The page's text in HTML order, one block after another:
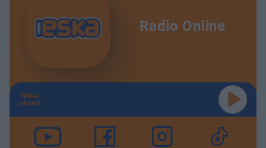
Radio Online
TERAZ
GRAMY